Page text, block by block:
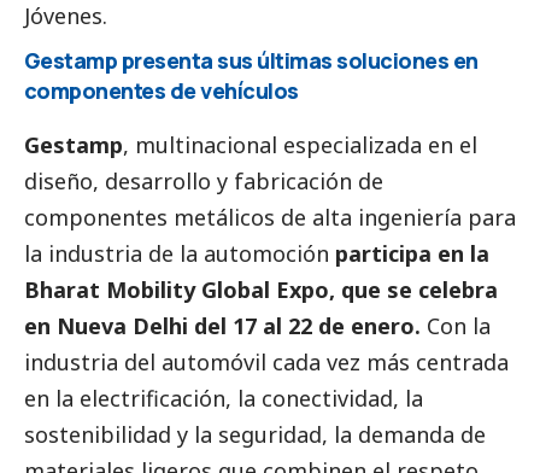
Jóvenes.
Gestamp presenta sus últimas soluciones en
componentes de vehículos
Gestamp, multinacional especializada en el
diseño, desarrollo y fabricación de
componentes metálicos de alta ingeniería para
la industria de la automoción participa en la
Bharat Mobility Global Expo, que se celebra
en Nueva Delhi del 17 al 22 de enero. Con la
industria del automóvil cada vez más centrada
en la electrificación, la conectividad, la
sostenibilidad y la seguridad, la demanda de